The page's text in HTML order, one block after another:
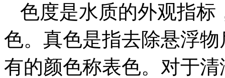
色度是水质的外观指标
色。真色是指去除悬浮
有的颜色称表色。对于